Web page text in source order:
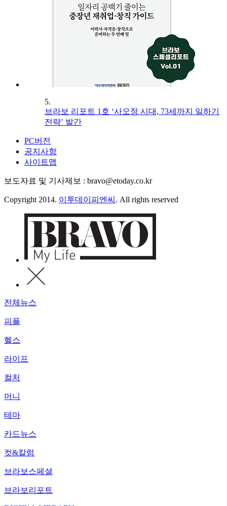
5.
브라보 리포트 1호 ‘사오정 시대, 73세까지 일하기
전략’ 발간
PC버전
공지사항
사이트맵
보도자료 및 기사제보 : bravo@etoday.co.kr
Copyright 2014. 이투데이피엔씨 . All rights reserved
전체뉴스
피플
헬스
라이프
컬처
머니
테마
카드뉴스
컷&칼럼
브라보스페셜
브라보리포트